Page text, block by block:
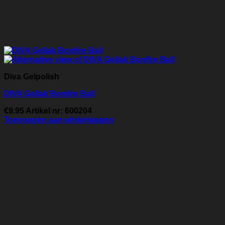
Diva Gelpolish
DIVA Gellak Bonfire Ball
€9.95 Artikel nr: 600204
Toevoegen aan winkelwagen